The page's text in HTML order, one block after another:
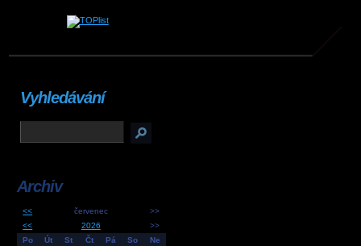
Vyhledávání
Archiv
<< červenec
>>
<<
2026
>>
Po
Út St Čt Pá So
Ne